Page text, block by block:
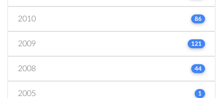
2010 86
2009 121
2008 44
2005 1